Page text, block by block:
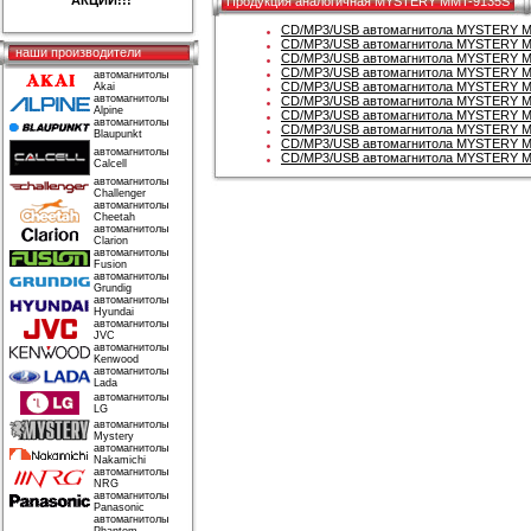
наши производители
автомагнитолы
Akai
автомагнитолы
Alpine
автомагнитолы
Blaupunkt
автомагнитолы
Calcell
автомагнитолы
Challenger
автомагнитолы
Cheetah
автомагнитолы
Clarion
автомагнитолы
Fusion
автомагнитолы
Grundig
автомагнитолы
Hyundai
автомагнитолы
JVC
автомагнитолы
Kenwood
автомагнитолы
Lada
автомагнитолы
LG
автомагнитолы
Mystery
автомагнитолы
Nakamichi
автомагнитолы
NRG
автомагнитолы
Panasonic
автомагнитолы
CD/MP3/USB автомагнитола MYSTERY
CD/MP3/USB автомагнитола MYSTERY
CD/MP3/USB автомагнитола MYSTERY
CD/MP3/USB автомагнитола MYSTERY
CD/MP3/USB автомагнитола MYSTERY
CD/MP3/USB автомагнитола MYSTERY
CD/MP3/USB автомагнитола MYSTERY
CD/MP3/USB автомагнитола MYSTERY
CD/MP3/USB автомагнитола MYSTERY
CD/MP3/USB автомагнитола MYSTERY